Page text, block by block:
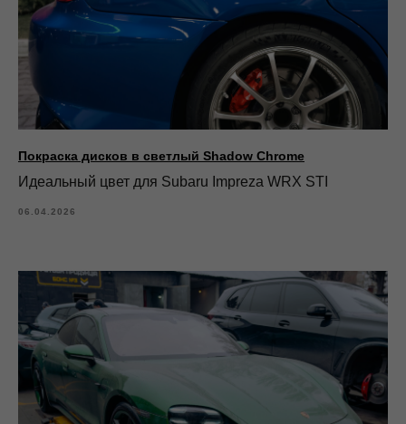
Покраска дисков в светлый Shadow Chrome
Идеальный цвет для Subaru Impreza WRX STI
06.04.2026